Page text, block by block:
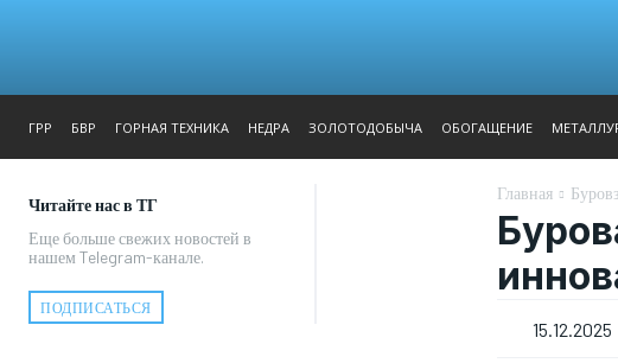
ГРР БВР ГОРНАЯ ТЕХНИКА НЕДРА ЗОЛОТОДОБЫЧА ОБОГАЩЕНИЕ
Читайте нас в ТГ
Еще больше свежих новостей в
нашем Telegram-канале.
ПОДПИСАТЬСЯ
Главная
15.12.2025